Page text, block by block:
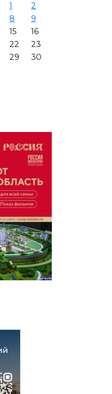
1
2
8
9
15
16
22
23
29
30